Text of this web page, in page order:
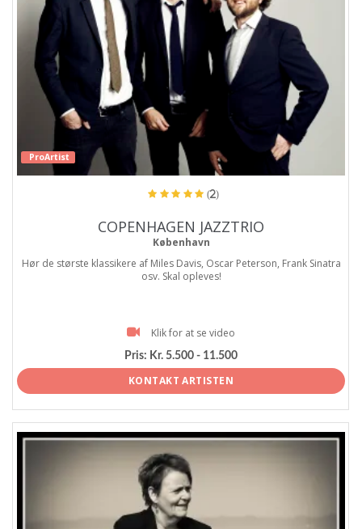
ProArtist
(2)
COPENHAGEN JAZZTRIO
København
Hør de største klassikere af Miles Davis, Oscar Peterson, Frank Sinatra
osv. Skal opleves!
Klik for at se video
Pris: Kr. 5.500 - 11.500
KONTAKT ARTISTEN